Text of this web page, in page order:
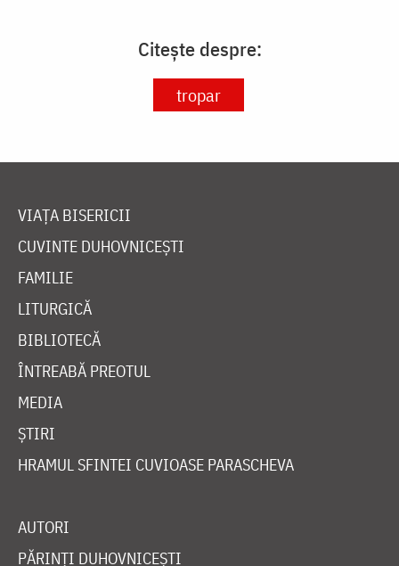
Citește despre:
tropar
VIAȚA BISERICII
CUVINTE DUHOVNICEȘTI
FAMILIE
LITURGICĂ
BIBLIOTECĂ
ÎNTREABĂ PREOTUL
MEDIA
ȘTIRI
HRAMUL SFINTEI CUVIOASE PARASCHEVA
AUTORI
PĂRINȚI DUHOVNICEȘTI